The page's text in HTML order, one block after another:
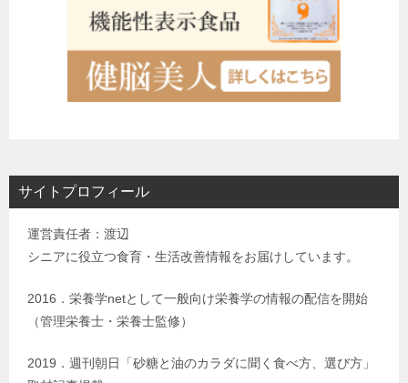
サイトプロフィール
運営責任者：渡辺
シニアに役立つ食育・生活改善情報をお届けしています。
2016．栄養学netとして一般向け栄養学の情報の配信を開始
（管理栄養士・栄養士監修）
2019．週刊朝日「砂糖と油のカラダに聞く食べ方、選び方」